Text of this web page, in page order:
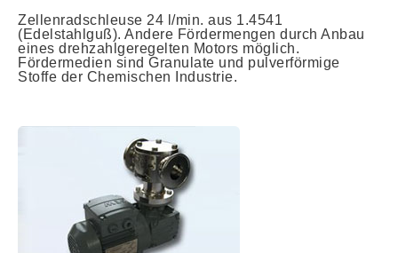
Zellenradschleuse 24 l/min. aus 1.4541
(Edelstahlguß). Andere Fördermengen durch Anbau
eines drehzahlgeregelten Motors möglich.
Fördermedien sind Granulate und pulverförmige
Stoffe der Chemischen Industrie.